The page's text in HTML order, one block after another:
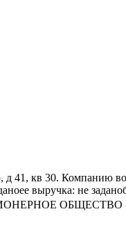
кв 30. Компанию
выручка: не
АКЦИОНЕРНОЕ